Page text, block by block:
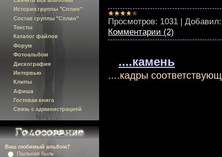
История группы "Сплин"
Состав группы "Сплин"
Тексты
Каталог файлов
Форум
Фотоальбом
Дискография
Интервью
Клипы
Афиша
Гостевая книга
Связь с администрацией
Ваш любимый альбом?
Пыльная быль
Просмотров: 1031 | Добавил:
Комментарии (2)
....камень
....кадры